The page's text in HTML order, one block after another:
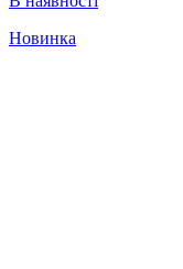
Новинка